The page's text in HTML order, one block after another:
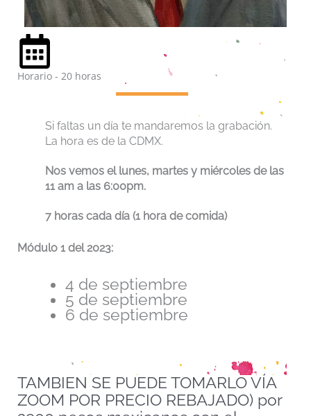
Horario - 20 horas
Si faltas un día te mandaremos la grabación.
La hora es de la CDMX.
Nos vemos el lunes, martes y miércoles de las
11 am a las 6:00pm.
7 horas cada día (1 hora de comida)
Módulo 1 del 2023:
4 de septiembre
5 de septiembre
6 de septiembre
TAMBIEN SE PUEDE TOMARLO VÍA
ZOOM POR PRECIO REBAJADO) por